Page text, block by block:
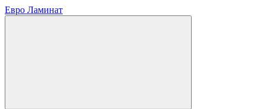
Евро Ламинат